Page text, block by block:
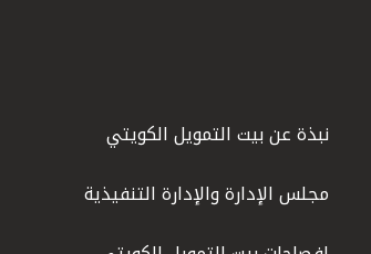
نبذة عن بيت التمويل الكويتي
مجلس الإدارة والإدارة التنفيذية